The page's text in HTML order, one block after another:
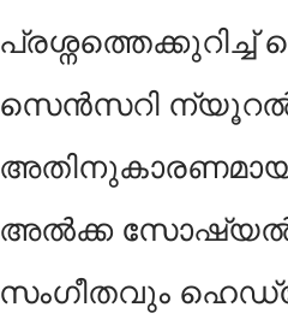
സെൻസറി ന്യൂറൽ
അൽക്ക
സംഗീതവും